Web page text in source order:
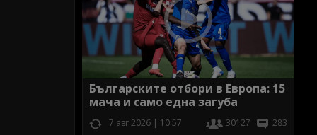
Българските отбори в Европа: 15
мача и само една загуба
7 авг 2026 | 10:57 30127 283